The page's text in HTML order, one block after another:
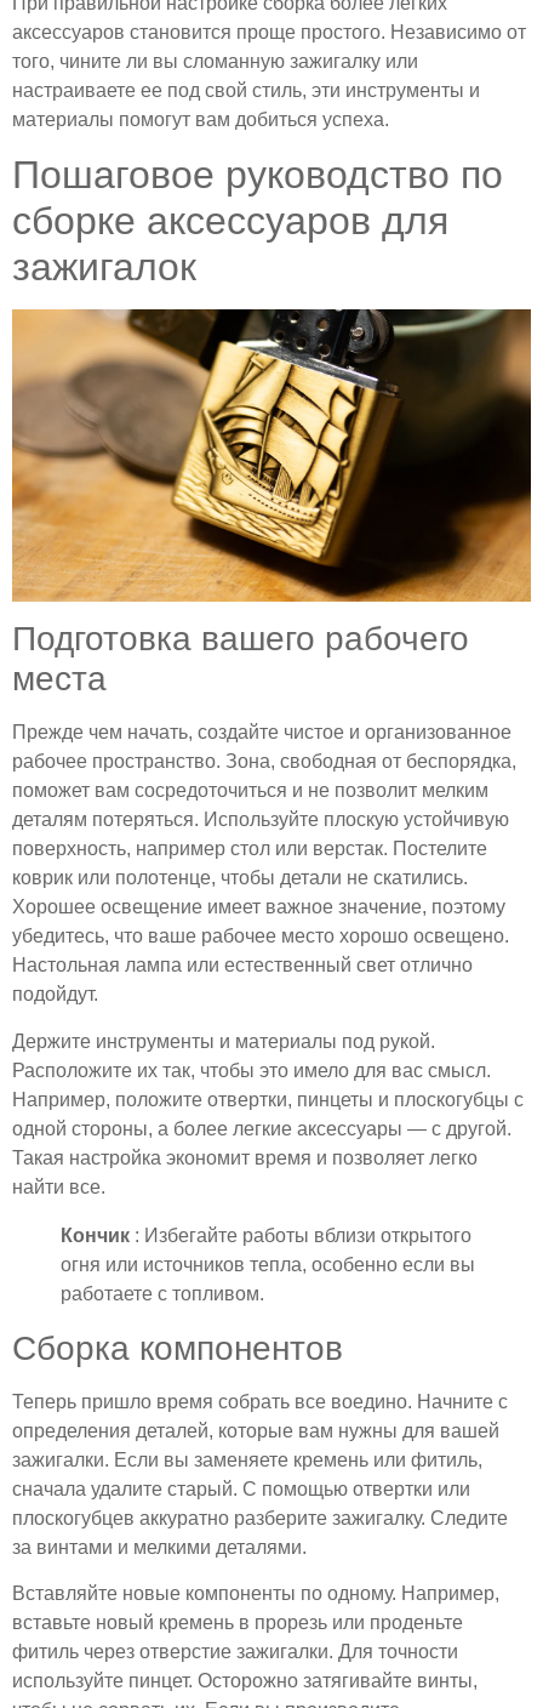
аксессуаров становится проще простого. Независимо от
того, чините ли вы сломанную зажигалку или
настраиваете ее под свой стиль, эти инструменты и
материалы помогут вам добиться успеха.
Пошаговое руководство по
сборке аксессуаров для
зажигалок
Подготовка вашего рабочего
места
Прежде чем начать, создайте чистое и организованное
рабочее пространство. Зона, свободная от беспорядка,
поможет вам сосредоточиться и не позволит мелким
деталям потеряться. Используйте плоскую устойчивую
поверхность, например стол или верстак. Постелите
коврик или полотенце, чтобы детали не скатились.
Хорошее освещение имеет важное значение, поэтому
убедитесь, что ваше рабочее место хорошо освещено.
Настольная лампа или естественный свет отлично
подойдут.
Держите инструменты и материалы под рукой.
Расположите их так, чтобы это имело для вас смысл.
Например, положите отвертки, пинцеты и плоскогубцы с
одной стороны, а более легкие аксессуары — с другой.
Такая настройка экономит время и позволяет легко
найти все.
Кончик : Избегайте работы вблизи открытого
огня или источников тепла, особенно если вы
работаете с топливом.
Сборка компонентов
Теперь пришло время собрать все воедино. Начните с
определения деталей, которые вам нужны для вашей
зажигалки. Если вы заменяете кремень или фитиль,
сначала удалите старый. С помощью отвертки или
плоскогубцев аккуратно разберите зажигалку. Следите
за винтами и мелкими деталями.
Вставляйте новые компоненты по одному. Например,
вставьте новый кремень в прорезь или проденьте
фитиль через отверстие зажигалки. Для точности
используйте пинцет. Осторожно затягивайте винты,